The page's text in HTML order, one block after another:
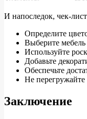
И напоследок, чек-
Определите
Выберите мебель
Используйте
Добавьте
Обеспечьте
Не перегружайте
Заключение